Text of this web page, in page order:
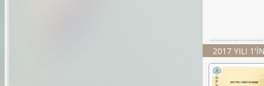
2017 YILI